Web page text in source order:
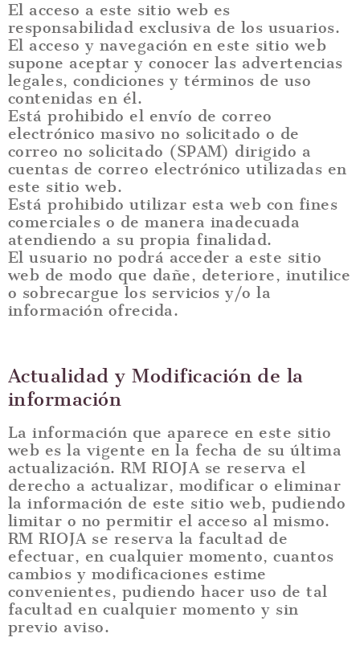
El acceso a este sitio web es
responsabilidad exclusiva de los usuarios.
El acceso y navegación en este sitio web
supone aceptar y conocer las advertencias
legales, condiciones y términos de uso
contenidas en él.
Está prohibido el envío de correo
electrónico masivo no solicitado o de
correo no solicitado (SPAM) dirigido a
cuentas de correo electrónico utilizadas en
este sitio web.
Está prohibido utilizar esta web con fines
comerciales o de manera inadecuada
atendiendo a su propia finalidad.
El usuario no podrá acceder a este sitio
web de modo que dañe, deteriore, inutilice
o sobrecargue los servicios y/o la
información ofrecida.
Actualidad y Modificación de la
información
La información que aparece en este sitio
web es la vigente en la fecha de su última
actualización. RM RIOJA se reserva el
derecho a actualizar, modificar o eliminar
la información de este sitio web, pudiendo
limitar o no permitir el acceso al mismo.
RM RIOJA se reserva la facultad de
efectuar, en cualquier momento, cuantos
cambios y modificaciones estime
convenientes, pudiendo hacer uso de tal
facultad en cualquier momento y sin
previo aviso.